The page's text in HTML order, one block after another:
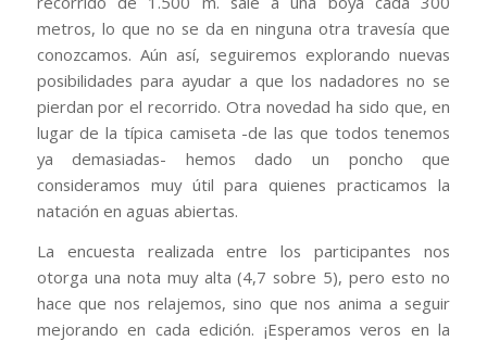
metros, lo que no se da en ninguna otra travesía que
conozcamos. Aún así, seguiremos explorando nuevas
posibilidades para ayudar a que los nadadores no se
pierdan por el recorrido. Otra novedad ha sido que, en
lugar de la típica camiseta -de las que todos tenemos
ya demasiadas- hemos dado un poncho que
consideramos muy útil para quienes practicamos la
natación en aguas abiertas.
La encuesta realizada entre los participantes nos
otorga una nota muy alta (4,7 sobre 5), pero esto no
hace que nos relajemos, sino que nos anima a seguir
mejorando en cada edición. ¡Esperamos veros en la